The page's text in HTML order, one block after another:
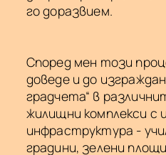
го доразвием.
Според мен този
доведе и до
градчета“ в
жилищни комплекси с
инфраструктура -
градини, зелени